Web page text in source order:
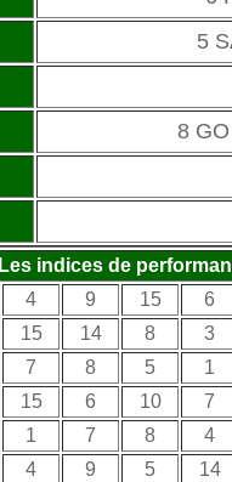
5
8
Les indices de
4 9 15
6
15 14 8
3
7 8 5
1
15 6 10
7
1 7 8
4
4 9 5 14